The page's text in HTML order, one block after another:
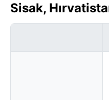
Sisak,